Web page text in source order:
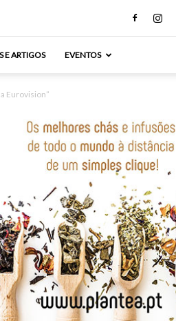
E ARTIGOS EVENTOS
Eurovision”